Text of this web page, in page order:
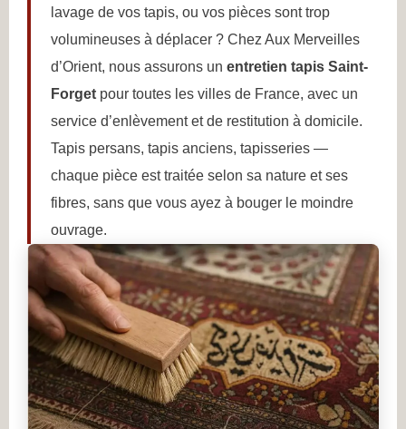
lavage de vos tapis, ou vos pièces sont trop
volumineuses à déplacer ? Chez Aux Merveilles
d’Orient, nous assurons un entretien tapis Saint-
Forget pour toutes les villes de France, avec un
service d’enlèvement et de restitution à domicile.
Tapis persans, tapis anciens, tapisseries —
chaque pièce est traitée selon sa nature et ses
fibres, sans que vous ayez à bouger le moindre
ouvrage.